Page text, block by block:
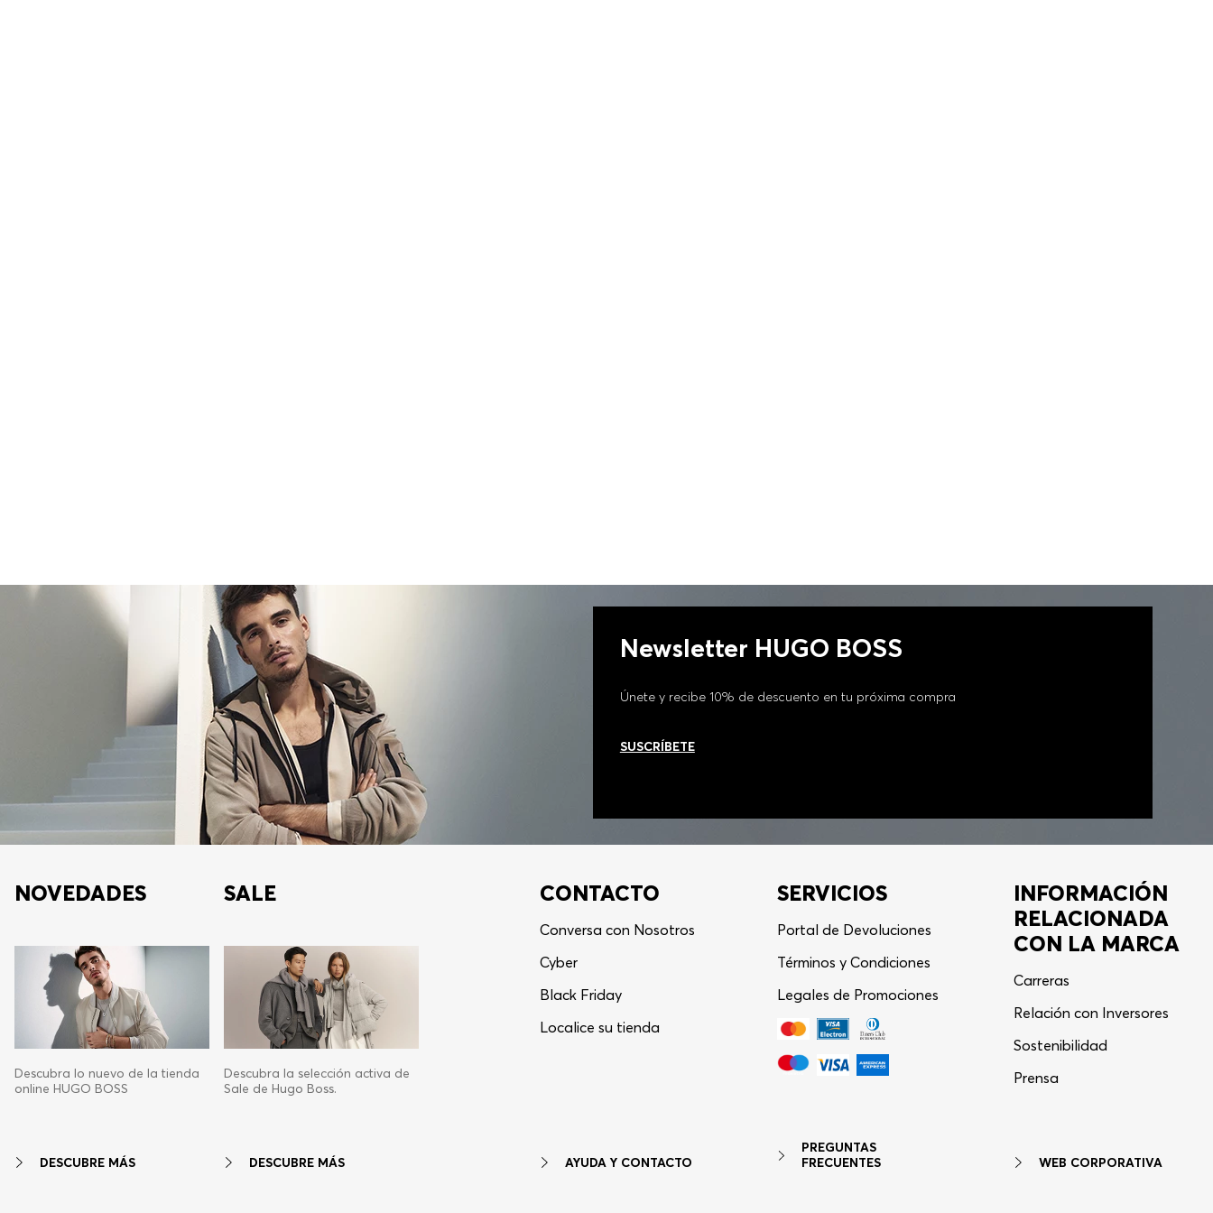
Newsletter HUGO BOSS
Únete y recibe 10% de descuento en tu próxima compra
SUSCRÍBETE
NOVEDADES
Descubra lo nuevo de la tienda
online HUGO BOSS
DESCUBRE MÁS
SALE
Descubra la selección activa de
Sale de Hugo Boss.
DESCUBRE MÁS
CONTACTO
Conversa con Nosotros
Cyber
Black Friday
Localice su tienda
AYUDA Y CONTACTO
SERVICIOS
Portal de Devoluciones
Términos y Condiciones
Legales de Promociones
PREGUNTAS
FRECUENTES
INFORMACIÓN
RELACIONADA
CON LA MARCA
Carreras
Relación con Inversores
Sostenibilidad
Prensa
WEB CORPORATIVA